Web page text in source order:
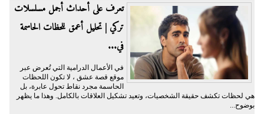
تعرف على أحداث أجمل مسلسلات
تركي | تحليل أعمق للحظات الحاسمة
في...
في الأعمال الدرامية التي تُعرض عبر
موقع قصة عشق ، لا تكون اللحظات
الحاسمة مجرد نقاط تحول عابرة، بل
هي لحظات تكشف حقيقة الشخصيات، وتعيد تشكيل العلاقات بالكامل. وهذا ما يظهر
بوضوح...